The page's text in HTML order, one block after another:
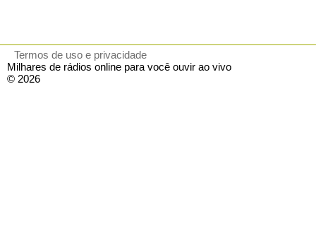
Termos de uso e privacidade
Milhares de rádios online para você ouvir ao vivo
© 2026